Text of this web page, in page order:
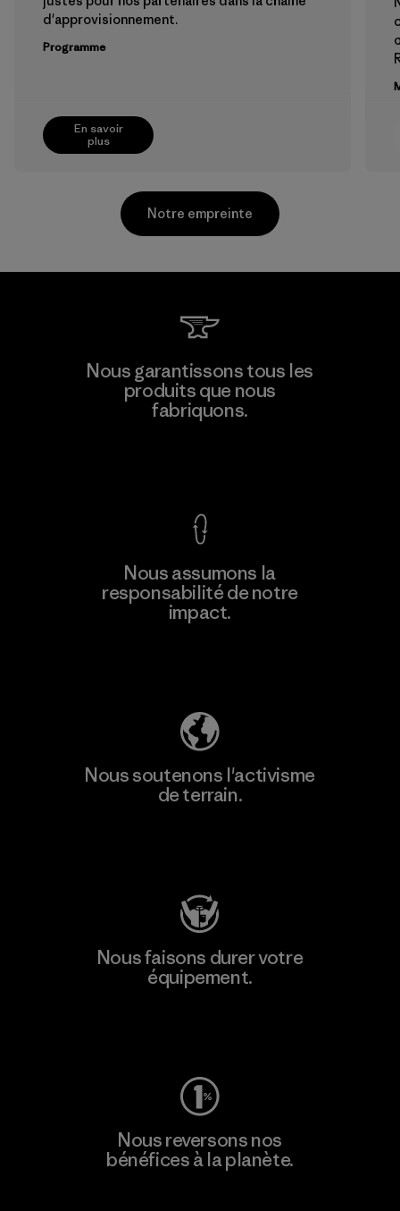
En savoir
plus
d'approvisionnement.
Programme
plus
Textil Del Valle S.A.
Notre empreinte
Nous garantissons tous les
produits que nous
fabriquons.
Nous assumons la
responsabilité de notre
impact.
Nous soutenons l'activisme
de terrain.
Nous faisons durer votre
équipement.
Nous reversons nos
bénéfices à la planète.